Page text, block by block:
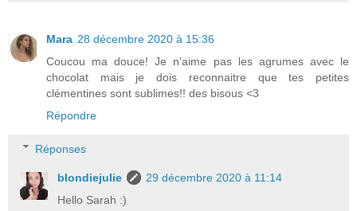
Mara 28 décembre 2020 à 15:36
Coucou ma douce! Je n'aime pas les agrumes avec le
chocolat mais je dois reconnaitre que tes petites
clémentines sont sublimes!! des bisous <3
Répondre
Réponses
blondiejulie
29 décembre 2020 à 11:14
Hello Sarah :)